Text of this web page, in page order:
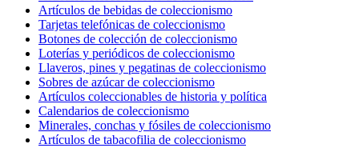
Artículos de bebidas de coleccionismo
Tarjetas telefónicas de coleccionismo
Botones de colección de coleccionismo
Loterías y periódicos de coleccionismo
Llaveros, pines y pegatinas de coleccionismo
Sobres de azúcar de coleccionismo
Artículos coleccionables de historia y política
Calendarios de coleccionismo
Minerales, conchas y fósiles de coleccionismo
Artículos de tabacofilia de coleccionismo